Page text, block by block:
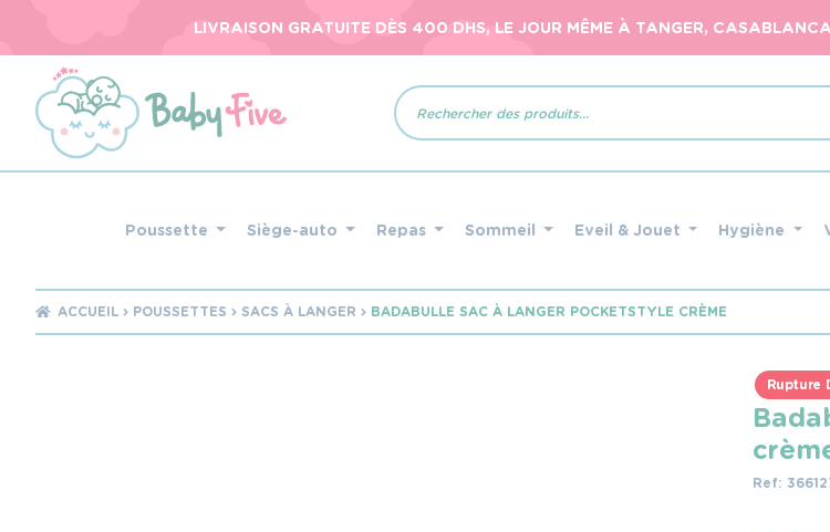
LIVRAISON GRATUITE DÈS 400 DHS, LE JOUR MÊME À TANGER,
Recherche
de
produits
Poussette Siège-auto Repas Sommeil Eveil & Jouet Hygiène
ACCUEIL POUSSETTES SACS À LANGER BADABULLE SAC À LANGER POCKETSTYLE CRÈME
Rupture
Ref: